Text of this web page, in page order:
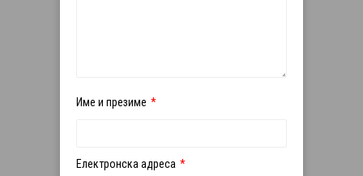
Име и презиме *
Електронска адреса *